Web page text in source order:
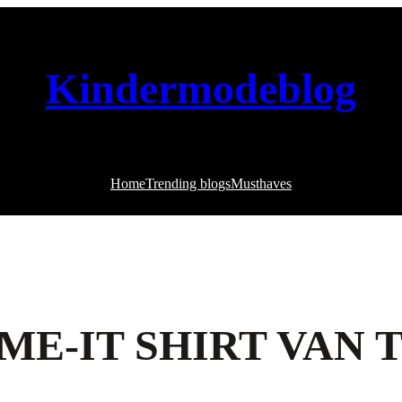
Kindermodeblog
HomeTrending blogsMusthaves
IT SHIRT VAN